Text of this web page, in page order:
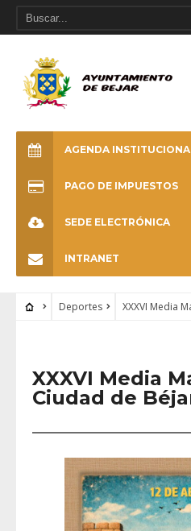
AGENDA
PAGO DE IMPUESTOS
SEDE ELECTRÓNICA
INTRANET
Deportes XXXVI Media
XXXVI Media
Ciudad de